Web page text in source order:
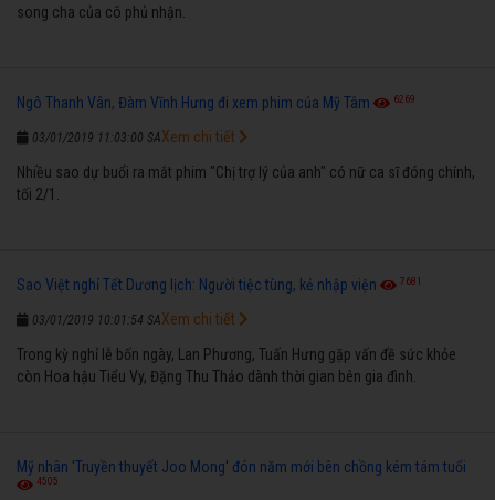
song cha của cô phủ nhận.
Ngô Thanh Vân, Đàm Vĩnh Hưng đi xem phim của Mỹ Tâm 6269
03/01/2019 11:03:00 SA
Nhiều sao dự buổi ra mắt phim "Chị trợ lý của anh" có nữ ca sĩ đóng chính,
tối 2/1.
Xem chi tiết
Sao Việt nghỉ Tết Dương lịch: Người tiệc tùng, kẻ nhập viện 7681
03/01/2019 10:01:54 SA
Trong kỳ nghỉ lễ bốn ngày, Lan Phương, Tuấn Hưng gặp vấn đề sức khỏe
còn Hoa hậu Tiểu Vy, Đặng Thu Thảo dành thời gian bên gia đình.
Xem chi tiết
Mỹ nhân 'Truyền thuyết Joo Mong' đón năm mới bên chồng kém tám tuổi
4505